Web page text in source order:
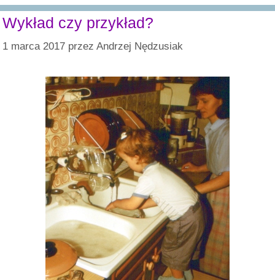
Wykład czy przykład?
1 marca 2017 przez Andrzej Nędzusiak